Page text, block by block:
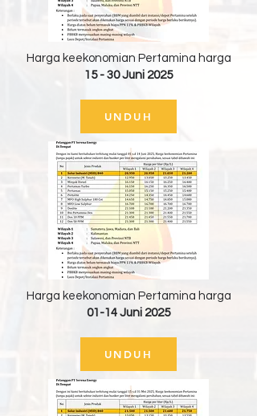
Harga keekonomian Pertamina harga
15 - 30 Juni 2025
UNDUH
Harga keekonomian Pertamina harga
01-14 Juni 2025
UNDUH